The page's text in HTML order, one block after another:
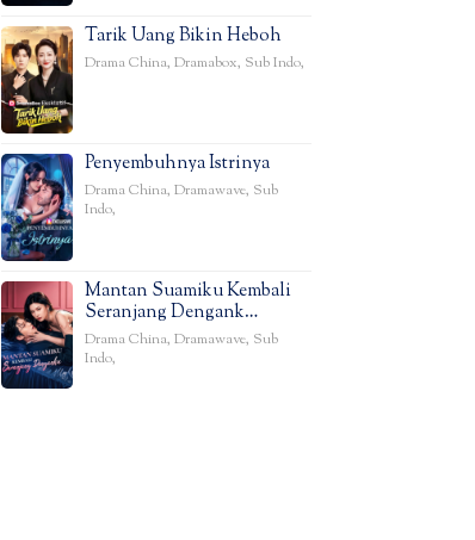
Tarik Uang Bikin Heboh
Drama China, Dramabox, Sub Indo,
Penyembuhnya Istrinya
Drama China, Dramawave, Sub
Indo,
Mantan Suamiku Kembali
Seranjang Dengank…
Drama China, Dramawave, Sub
Indo,